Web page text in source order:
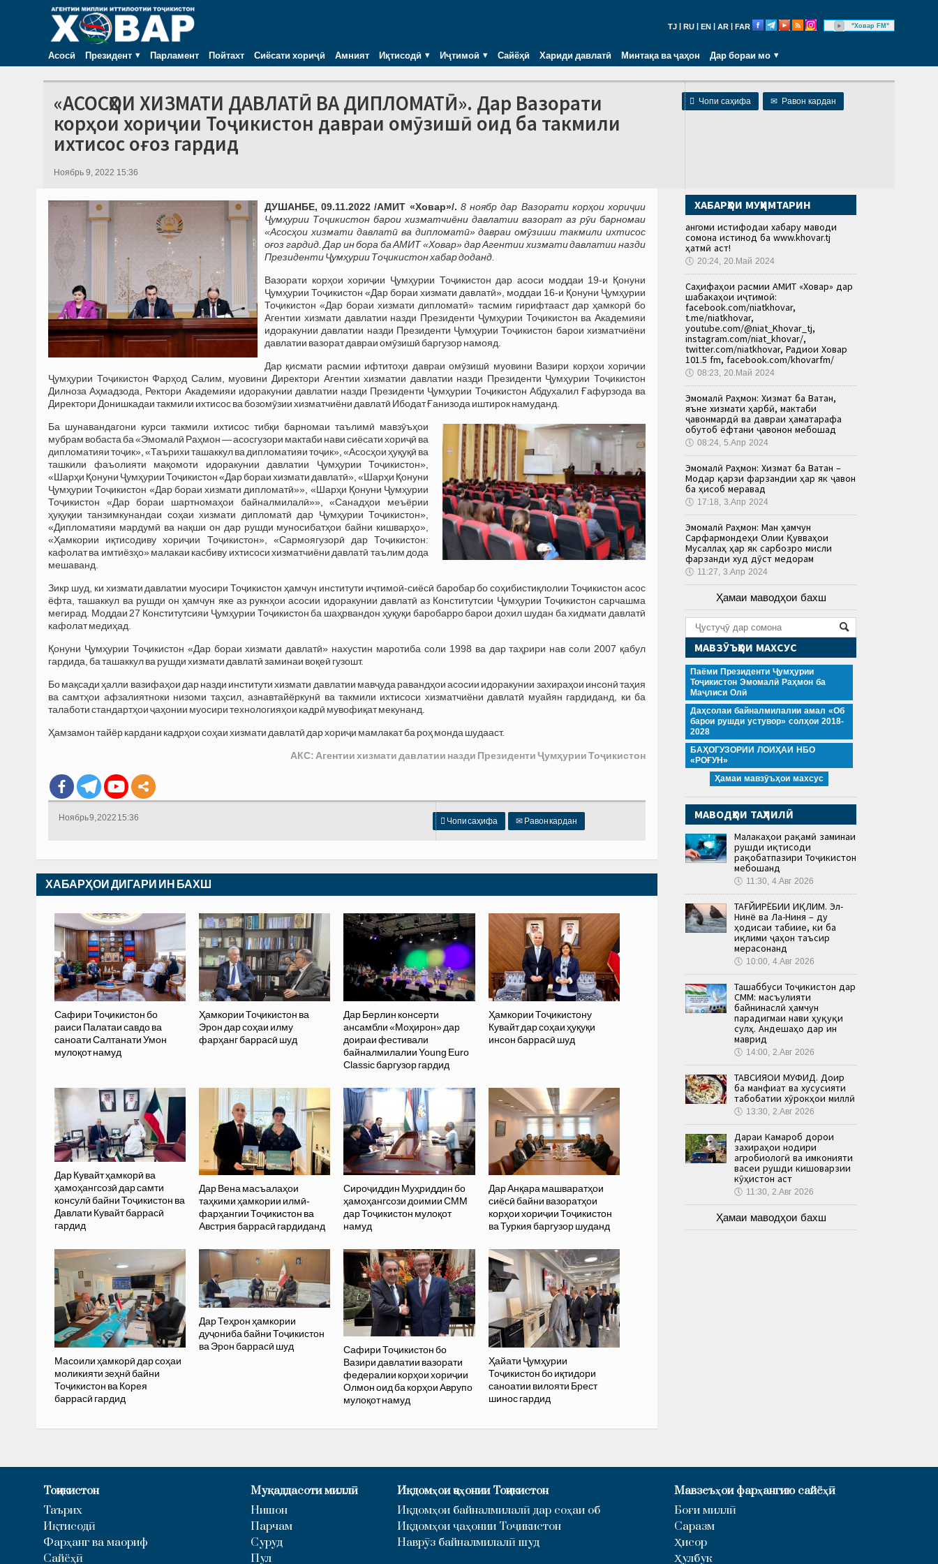
TJ RU EN AR FAR "Ховар FM"
Асосӣ Президент Парламент Пойтахт Сиёсати хориҷӣ Амният Иқтисодӣ Иҷтимоӣ Сайёҳӣ Хариди давлатӣ Минтақа ва ҷаҳон Дар бораи мо
 Чопи саҳифа ✉ Равон кардан
«АСОСҲОИ ХИЗМАТИ ДАВЛАТӢ ВА ДИПЛОМАТӢ». Дар Вазорати
корҳои хориҷии Тоҷикистон давраи омӯзишӣ оид ба такмили
ихтисос оғоз гардид
Ноябрь 9, 2022 15:36
ДУШАНБЕ, 09.11.2022 /АМИТ «Ховар»/. 8 ноябр дар Вазорати корҳои хориҷии
Ҷумҳурии Тоҷикистон барои хизматчиёни давлатии вазорат аз рӯи барномаи
«Асосҳои хизмати давлатӣ ва дипломатӣ» давраи омӯзиши такмили ихтисос
оғоз гардид. Дар ин бора ба АМИТ «Ховар» дар Агентии хизмати давлатии назди
Президенти Ҷумҳурии Тоҷикистон хабар доданд.
Вазорати корҳои хориҷии Ҷумҳурии Тоҷикистон дар асоси моддаи 19-и Қонуни
Ҷумҳурии Тоҷикистон «Дар бораи хизмати давлатӣ», моддаи 16-и Қонуни Ҷумҳурии
Тоҷикистон «Дар бораи хизмати дипломатӣ» тасмим гирифтааст дар ҳамкорӣ бо
Агентии хизмати давлатии назди Президенти Ҷумҳурии Тоҷикистон ва Академияи
идоракунии давлатии назди Президенти Ҷумҳурии Тоҷикистон барои хизматчиёни
давлатии вазорат давраи омӯзишӣ баргузор намояд.
Дар қисмати расмии ифтитоҳи давраи омӯзишӣ муовини Вазири корҳои хориҷии
Ҷумҳурии Тоҷикистон Фарҳод Салим, муовини Директори Агентии хизматии давлатии назди Президенти Ҷумҳурии Тоҷикистон
Дилноза Аҳмадзода, Ректори Академияи идоракунии давлатии назди Президенти Ҷумҳурии Тоҷикистон Абдухалил Ғафурзода ва
Директори Донишкадаи такмили ихтисос ва бозомӯзии хизматчиёни давлатӣ Ибодат Ғанизода иштирок намуданд.
Ба шунавандагони курси такмили ихтисос тибқи барномаи таълимӣ мавзӯъҳои
мубрам вобаста ба «Эмомалӣ Раҳмон — асосгузори мактаби нави сиёсати хориҷӣ ва
дипломатияи тоҷик», «Таърихи ташаккул ва дипломатияи тоҷик», «Асосҳои ҳуқуқӣ ва
ташкили фаъолияти мақомоти идоракунии давлатии Ҷумҳурии Тоҷикистон»,
«Шарҳи Қонуни Ҷумҳурии Тоҷикистон «Дар бораи хизмати давлатӣ», «Шарҳи Қонуни
Ҷумҳурии Тоҷикистон «Дар бораи хизмати дипломатӣ»», «Шарҳи Қонуни Ҷумҳурии
Тоҷикистон «Дар бораи шартномаҳои байналмилалӣ»», «Санадҳои меъёрии
ҳуқуқии танзимкунандаи соҳаи хизмати дипломатӣ дар Ҷумҳурии Тоҷикистон»,
«Дипломатияи мардумӣ ва нақши он дар рушди муносибатҳои байни кишварҳо»,
«Ҳамкории иқтисодиву хориҷии Тоҷикистон», «Сармоягузорӣ дар Тоҷикистон:
кафолат ва имтиёзҳо» малакаи касбиву ихтисоси хизматчиёни давлатӣ таълим дода
мешаванд.
Зикр шуд, ки хизмати давлатии муосири Тоҷикистон ҳамчун институти иҷтимоӣ-сиёсӣ баробар бо соҳибистиқлолии Тоҷикистон асос
ёфта, ташаккул ва рушди он ҳамчун яке аз рукнҳои асосии идоракунии давлатӣ аз Конститутсии Ҷумҳурии Тоҷикистон сарчашма
мегирад. Моддаи 27 Конститутсияи Ҷумҳурии Тоҷикистон ба шаҳрвандон ҳуқуқи баробарро барои дохил шудан ба хидмати давлатӣ
кафолат медиҳад.
Қонуни Ҷумҳурии Тоҷикистон «Дар бораи хизмати давлатӣ» нахустин маротиба соли 1998 ва дар таҳрири нав соли 2007 қабул
гардида, ба ташаккул ва рушди хизмати давлатӣ заминаи воқеӣ гузошт.
Бо мақсади ҳалли вазифаҳои дар назди институти хизмати давлатии мавҷуда равандҳои асосии идоракунии захираҳои инсонӣ таҳия
ва самтҳои афзалиятноки низоми таҳсил, азнавтайёркунӣ ва такмили ихтисоси хизматчиёни давлатӣ муайян гардиданд, ки ба
талаботи стандартҳои ҷаҳонии муосири технологияҳои кадрӣ мувофиқат мекунанд.
Ҳамзамон тайёр кардани кадрҳои соҳаи хизмати давлатӣ дар хориҷи мамлакат ба роҳ монда шудааст.
АКС: Агентии хизмати давлатии назди Президенти Ҷумҳурии Тоҷикистон
 Чопи саҳифа ✉ Равон кардан
Ноябрь 9, 2022 15:36
ХАБАРҲОИ ДИГАРИ ИН БАХШ
Сафири Тоҷикистон бо
раиси Палатаи савдо ва
саноати Салтанати Умон
мулоқот намуд
Ҳамкории Тоҷикистон ва
Эрон дар соҳаи илму
фарҳанг баррасӣ шуд
Дар Берлин консерти
ансамбли «Моҳирон» дар
доираи фестивали
байналмилалии Young Euro
Classic баргузор гардид
Ҳамкории Тоҷикистону
Кувайт дар соҳаи ҳуқуқи
инсон баррасӣ шуд
Дар Кувайт ҳамкорӣ ва
ҳамоҳангсозӣ дар самти
консулӣ байни Тоҷикистон ва
Давлати Кувайт баррасӣ
гардид
Дар Вена масъалаҳои
таҳкими ҳамкории илмӣ-
фарҳангии Тоҷикистон ва
Австрия баррасӣ гардиданд
Сироҷиддин Муҳриддин бо
ҳамоҳангсози доимии СММ
дар Тоҷикистон мулоқот
намуд
Дар Анқара машваратҳои
сиёсӣ байни вазоратҳои
корҳои хориҷии Тоҷикистон
ва Туркия баргузор шуданд
Масоили ҳамкорӣ дар соҳаи
моликияти зеҳнӣ байни
Тоҷикистон ва Корея
баррасӣ гардид
Дар Теҳрон ҳамкории
дуҷониба байни Тоҷикистон
ва Эрон баррасӣ шуд
Сафири Тоҷикистон бо
Вазири давлатии вазорати
федералии корҳои хориҷии
Олмон оид ба корҳои Аврупо
мулоқот намуд
Ҳайати Ҷумҳурии
Тоҷикистон бо иқтидори
саноатии вилояти Брест
шинос гардид
ХАБАРҲОИ МУҲИМТАРИН
Ҳангоми истифодаи хабару маводи
сомона истинод ба www.khovar.tj
ҳатмӣ аст!
🕔 20:24, 20.Май 2024
Саҳифаҳои расмии АМИТ «Ховар» дар
шабакаҳои иҷтимоӣ:
facebook.com/niatkhovar,
t.me/niatkhovar,
youtube.com/@niat_Khovar_tj,
instagram.com/niat_khovar/,
twitter.com/niatkhovar, Радиои Ховар
101.5 fm, facebook.com/khovarfm/
🕔 08:23, 20.Май 2024
Эмомалӣ Раҳмон: Хизмат ба Ватан,
яъне хизмати ҳарбӣ, мактаби
ҷавонмардӣ ва давраи ҳаматарафа
обутоб ёфтани ҷавонон мебошад
🕔 08:24, 5.Апр 2024
Эмомалӣ Раҳмон: Хизмат ба Ватан –
Модар қарзи фарзандии ҳар як ҷавон
ба ҳисоб меравад
🕔 17:18, 3.Апр 2024
Эмомалӣ Раҳмон: Ман ҳамчун
Сарфармондеҳи Олии Қувваҳои
Мусаллаҳ ҳар як сарбозро мисли
фарзанди худ дӯст медорам
🕔 11:27, 3.Апр 2024
Ҳамаи маводҳои бахш
МАВЗӮЪҲОИ МАХСУС
Паёми Президенти Ҷумҳурии
Тоҷикистон Эмомалӣ Раҳмон ба
Маҷлиси Олӣ
Даҳсолаи байналмилалии амал «Об
барои рушди устувор» солҳои 2018-
2028
БАҲОГУЗОРИИ ЛОИҲАИ НБО
«РОҒУН»
Ҳамаи мавзӯъҳои махсус
МАВОДҲОИ ТАҲЛИЛӢ
Малакаҳои рақамӣ заминаи
рушди иқтисоди
рақобатпазири Тоҷикистон
мебошанд
🕔 11:30, 4.Авг 2026
ТАҒЙИРЁБИИ ИҚЛИМ. Эл-
Нинё ва Ла-Ниня – ду
ҳодисаи табиие, ки ба
иқлими ҷаҳон таъсир
мерасонанд
🕔 10:00, 4.Авг 2026
Ташаббуси Тоҷикистон дар
СММ: масъулияти
байнинаслӣ ҳамчун
парадигмаи нави ҳуқуқи
сулҳ. Андешаҳо дар ин
маврид
🕔 14:00, 2.Авг 2026
ТАВСИЯҲОИ МУФИД. Доир
ба манфиат ва хусусияти
табобатии хӯрокҳои миллӣ
🕔 13:30, 2.Авг 2026
Дараи Камароб дорои
захираҳои нодири
агробиологӣ ва имконияти
васеи рушди кишоварзии
кӯҳистон аст
🕔 11:30, 2.Авг 2026
Ҳамаи маводҳои бахш
Тоҷикистон
Таърих
Иқтисодӣ
Фарҳанг ва маориф
Сайёҳӣ
Муқаддасоти миллӣ
Нишон
Парчам
Суруд
Пул
Иқдомҳои ҷаҳонии Тоҷикистон
Иқдомҳои байналмилалӣ дар соҳаи об
Иқдомҳои ҷаҳонии Тоҷикистон
Наврӯз байналмилалӣ шуд
Мавзеъҳои фарҳангию сайёҳӣ
Боғи миллӣ
Саразм
Ҳисор
Ҳулбук